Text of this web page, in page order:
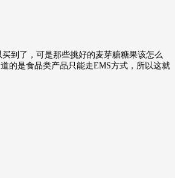
到了，可是那些挑好的麦芽糖糖果该怎么
的是食品类产品只能走EMS方式，所以这就